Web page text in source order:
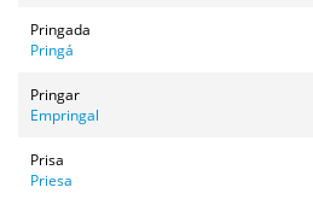
Pringada
Pringá
Pringar
Empringal
Prisa
Priesa